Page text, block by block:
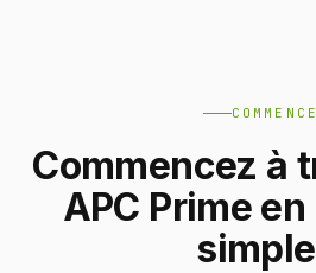
Commencez à
APC Prime